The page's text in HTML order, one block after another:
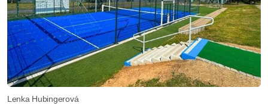
Lenka Hubingerová